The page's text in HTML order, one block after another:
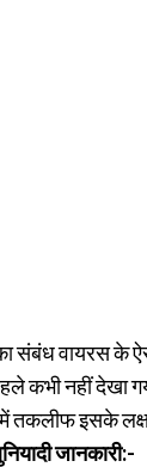
का संबंध वायरस
कभी नहीं देखा
तकलीफ इसके
जानकारी:-